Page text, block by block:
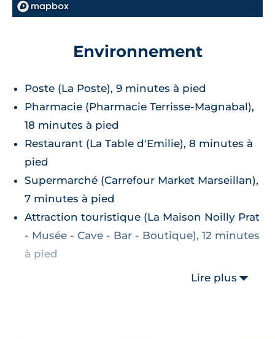
Environnement
Poste (La Poste), 9 minutes à pied
Pharmacie (Pharmacie Terrisse-Magnabal),
18 minutes à pied
Restaurant (La Table d'Emilie), 8 minutes à
pied
Supermarché (Carrefour Market Marseillan),
7 minutes à pied
Attraction touristique (La Maison Noilly Prat
- Musée - Cave - Bar - Boutique), 12 minutes
à pied
Lire plus